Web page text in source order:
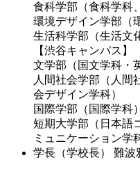
食科学部（食科学科
環境デザイン学部（
生活科学部（生活文
【渋谷キャンパス】
文学部（国文学科・
人間社会学部（人間
会デザイン学科）
国際学部（国際学科）
短期大学部（日本語
ミュニケーション学
学長（学校長）
難波